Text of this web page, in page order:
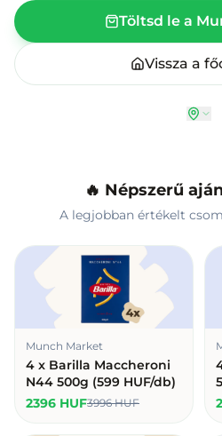
Töltsd le a
Vissza a
🔥 Népszerű
A legjobban értékelt
Munch Market
4 x Barilla Maccheroni
N44 500g (599 HUF/db)
2396 HUF3996 HUF